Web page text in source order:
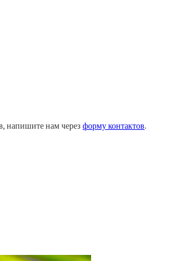
напишите нам через форму контактов.